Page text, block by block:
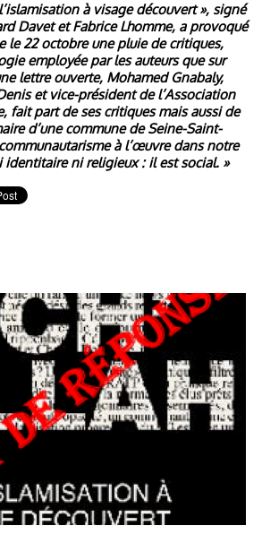
à visage découvert », signé
Davet et Fabrice Lhomme, a provoqué
le 22 octobre une pluie de critiques,
employée par les auteurs que sur
lettre ouverte, Mohamed Gnabaly,
et vice-président de l’Association
fait part de ses critiques mais aussi de
d’une commune de Seine-Saint-
à l’œuvre dans notre
identitaire ni religieux : il est social. »